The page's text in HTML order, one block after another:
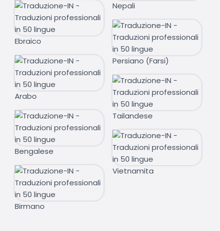
Ebraico
Arabo
Bengalese
Birmano
Nepali
Persiano (Farsi)
Tailandese
Vietnamita